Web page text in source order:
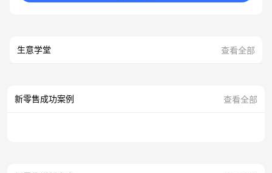
生意学堂 查看全部
新零售成功案例 查看全部